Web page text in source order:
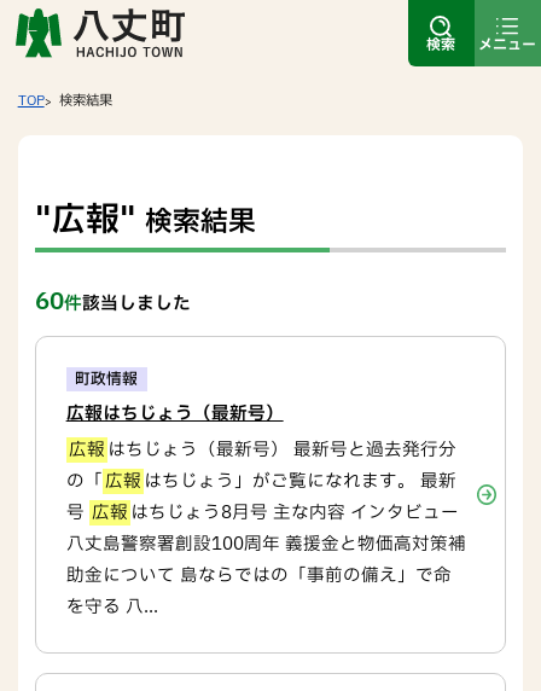
検索 メニュー
TOP 検索結果
"広報"検索結果
60件該当しました
町政情報
広報はちじょう（最新号）
広報 はちじょう（最新号） 最新号と過去発行分
の「広報 はちじょう」がご覧になれます。 最新
号 広報 はちじょう8月号 主な内容 インタビュー
八丈島警察署創設100周年 義援金と物価高対策補
助金について 島ならではの「事前の備え」で命
を守る 八...